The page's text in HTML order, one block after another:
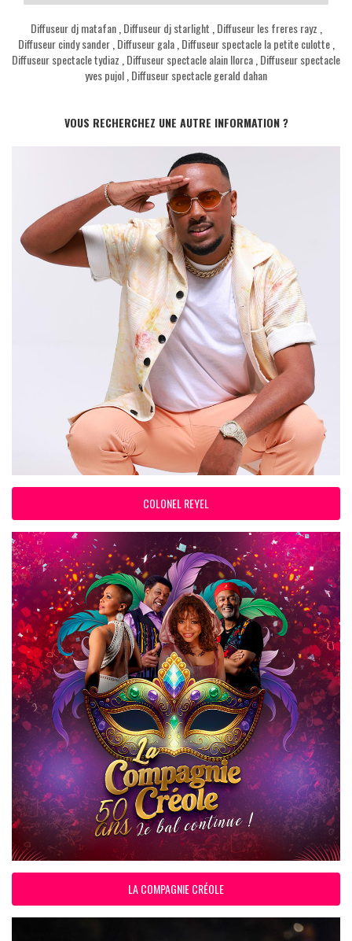
Diffuseur dj matafan, Diffuseur dj starlight Diffuseur les freres rayz
Diffuseur cindy sander, Diffuseur gala, Diffuseur spectacle la petite culotte,
Diffuseur spectacle tydiaz Diffuseur spectacle alain llorca Diffuseur spectacle
yves pujol Diffuseur spectacle gerald dahan
VOUS RECHERCHEZ UNE AUTRE INFORMATION ?
COLONEL REYEL
LA COMPAGNIE CRÉOLE